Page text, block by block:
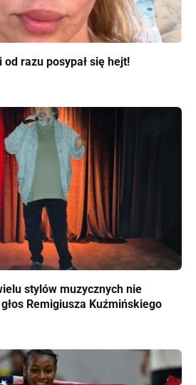
razu posypał się hejt!
stylów muzycznych nie
głos Remigiusza Kuźmińskiego